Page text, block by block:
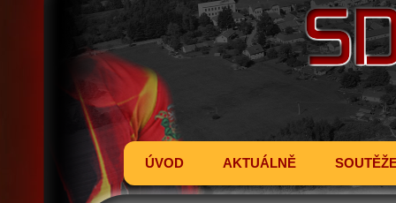
ÚVOD AKTUÁLNĚ